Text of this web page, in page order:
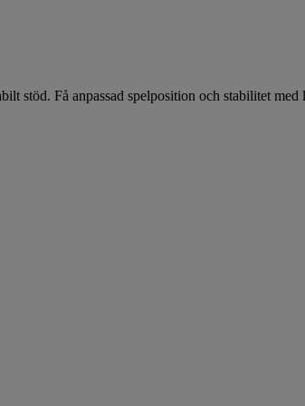
stöd. Få anpassad spelposition och stabilitet